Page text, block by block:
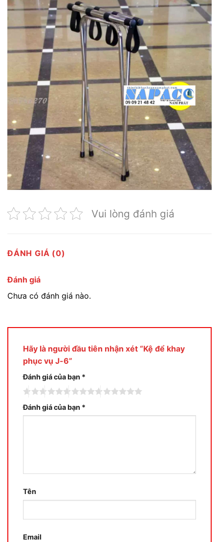
Vui lòng đánh giá
ĐÁNH GIÁ (0)
Đánh giá
Chưa có đánh giá nào.
Hãy là người đầu tiên nhận xét “Kệ để khay
phục vụ J-6”
Đánh giá của bạn *
Đánh giá của bạn *
Tên
Email